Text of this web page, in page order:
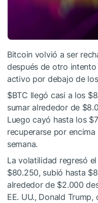
Bitcoin volvió a ser
después de otro
activo por debajo de
$BTC llegó casi a los
sumar alrededor de
Luego cayó hasta los
recuperarse por
semana.
La volatilidad regresó
$80.250, subió hasta
alrededor de $2.000
EE. UU., Donald